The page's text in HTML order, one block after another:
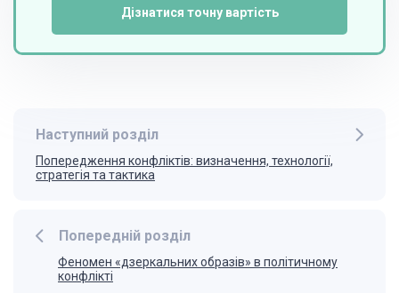
Дізнатися точну вартість
Попередній розділ
Феномен «дзеркальних образів» в політичному
конфлікті
Наступний розділ
Попередження конфліктів: визначення, технології,
стратегія та тактика